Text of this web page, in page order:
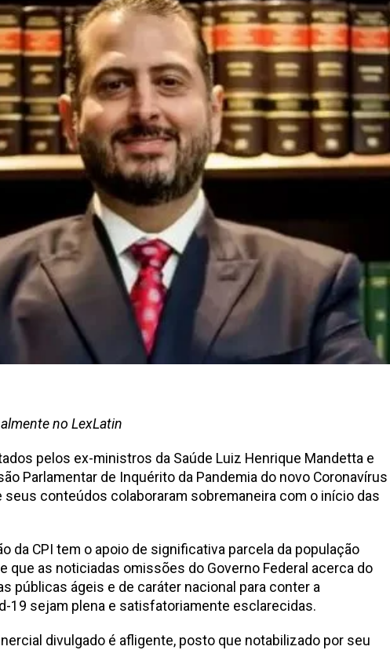
no LexLatin
pelos ex-ministros da Saúde Luiz Henrique Mandetta e
Parlamentar de Inquérito da Pandemia do novo Coronavírus
conteúdos colaboraram sobremaneira com o início das
da CPI tem o apoio de significativa parcela da população
que as noticiadas omissões do Governo Federal acerca do
públicas ágeis e de caráter nacional para conter a
19 sejam plena e satisfatoriamente esclarecidas.
divulgado é afligente, posto que notabilizado por seu